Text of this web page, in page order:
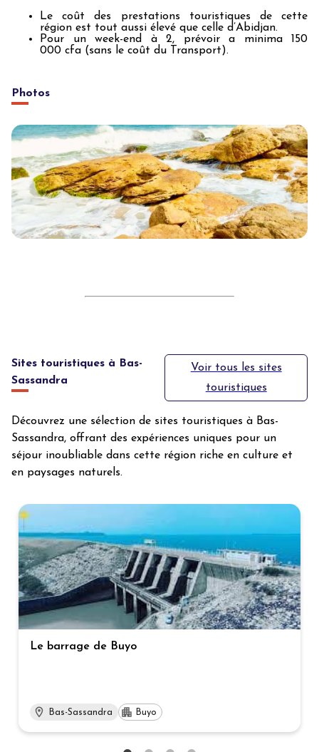
Le coût des prestations touristiques de cette
région est tout aussi élevé que celle d’Abidjan.
Pour un week-end à 2, prévoir a minima 150
000 cfa (sans le coût du Transport).
Photos
Sites touristiques à Bas-
Sassandra
Voir tous les sites
touristiques
Découvrez une sélection de sites touristiques à Bas-
Sassandra, offrant des expériences uniques pour un
séjour inoubliable dans cette région riche en culture et
en paysages naturels.
Le barrage de Buyo
Bas-Sassandra Buyo